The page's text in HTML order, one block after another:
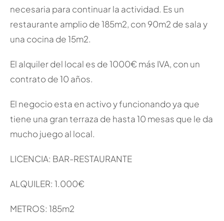
necesaria para continuar la actividad. Es un
restaurante amplio de 185m2, con 90m2 de sala y
una cocina de 15m2.
El alquiler del local es de 1000€ más IVA, con un
contrato de 10 años.
El negocio esta en activo y funcionando ya que
tiene una gran terraza de hasta 10 mesas que le da
mucho juego al local.
LICENCIA: BAR-RESTAURANTE
ALQUILER: 1.000€
METROS: 185m2